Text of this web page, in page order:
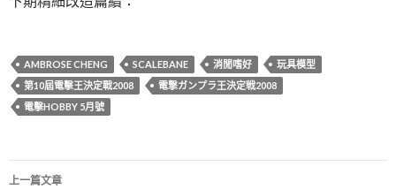
AMBROSE CHENG SCALEBANE 消閒嗜好
玩具模型
第10屆電擊王決定戰2008
電撃ガンプラ王決定戦2008
電擊HOBBY 5月號
文
上一篇文章